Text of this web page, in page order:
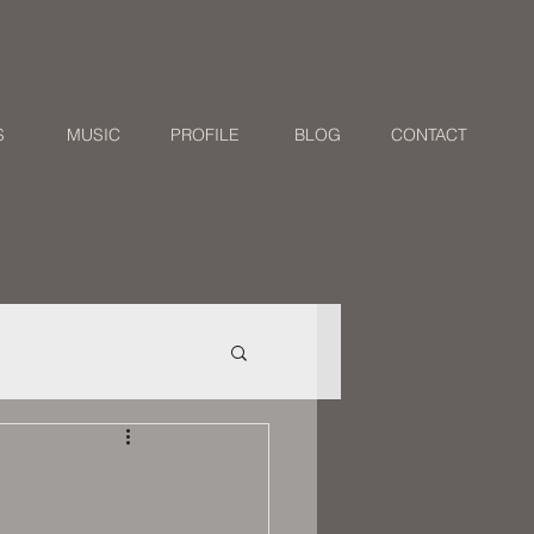
MUSIC PROFILE BLOG CONTACT